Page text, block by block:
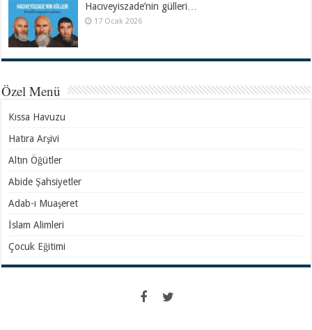
Hacıveyiszade’nin gülleri…
17 Ocak 2026
Özel Menü
Kıssa Havuzu
Hatıra Arşivi
Altın Öğütler
Abide Şahsiyetler
Adab-ı Muaşeret
İslam Alimleri
Çocuk Eğitimi